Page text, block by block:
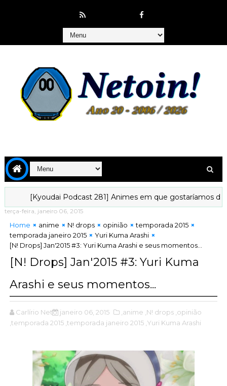
[Kyoudai Podcast 281] Animes em que gostaríamos de viver...
terça-feira, janeiro 06, 2015
Home anime N! drops opinião
temporada 2015
temporada janeiro 2015
Yuri Kuma Arashi
[N! Drops] Jan'2015 #3: Yuri Kuma Arashi e seus momentos...
[N! Drops] Jan'2015 #3: Yuri Kuma
Arashi e seus momentos...
Carlírio Neto janeiro 06, 2015 ,anime ,N! drops ,opinião
,temporada 2015 ,temporada janeiro 2015 ,Yuri Kuma Arashi